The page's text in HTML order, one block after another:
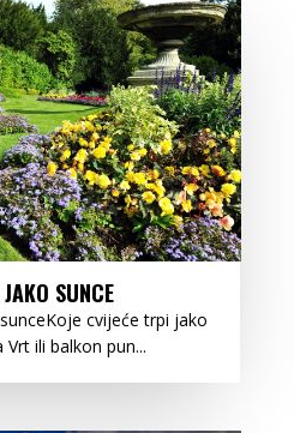
SUNCE
cvijeće trpi jako
ili balkon pun...